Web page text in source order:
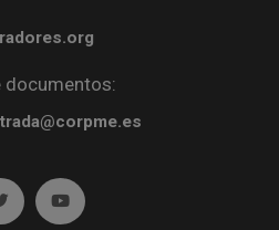
documentos:
(abre en ventana nueva)
Ir a twitter (abre en ventana nueva)
Ir a YouTube (abre en